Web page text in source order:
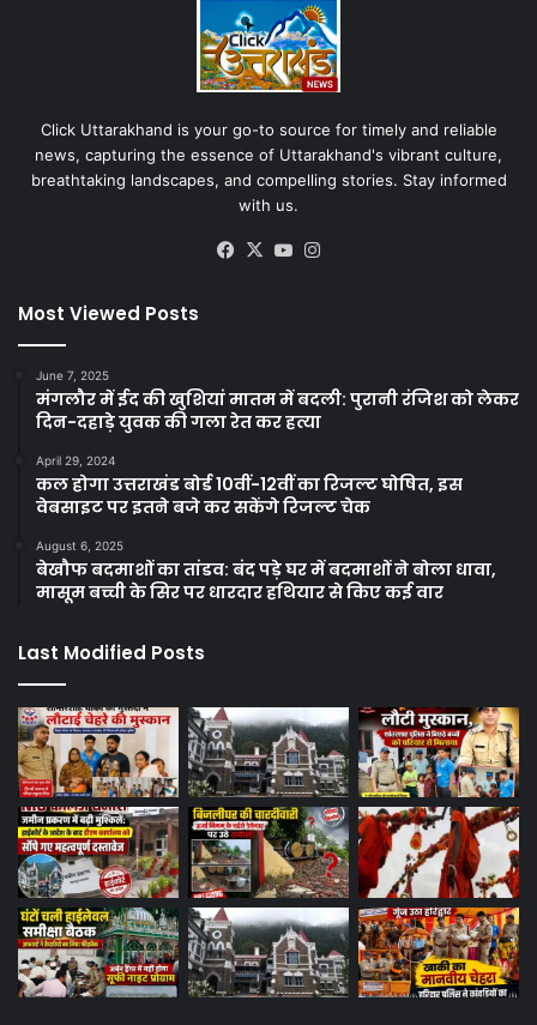
Click Uttarakhand is your go-to source for timely and reliable
news, capturing the essence of Uttarakhand's vibrant culture,
breathtaking landscapes, and compelling stories. Stay informed
with us.
Facebook
X YouTube
Most Viewed Posts
June 7, 2025
मंगलौर में ईद की खुशियां मातम में बदली: पुरानी रंजिश को लेकर
दिन-दहाड़े युवक की गला रेत कर हत्या
April 29, 2024
कल होगा उत्तराखंड बोर्ड 10वीं-12वीं का रिजल्ट घोषित, इस
वेबसाइट पर इतने बजे कर सकेंगे रिजल्ट चेक
August 6, 2025
बेखौफ बदमाशों का तांडव: बंद पड़े घर में बदमाशों ने बोला धावा,
मासूम बच्ची के सिर पर धारदार हथियार से किए कई वार
Last Modified Posts